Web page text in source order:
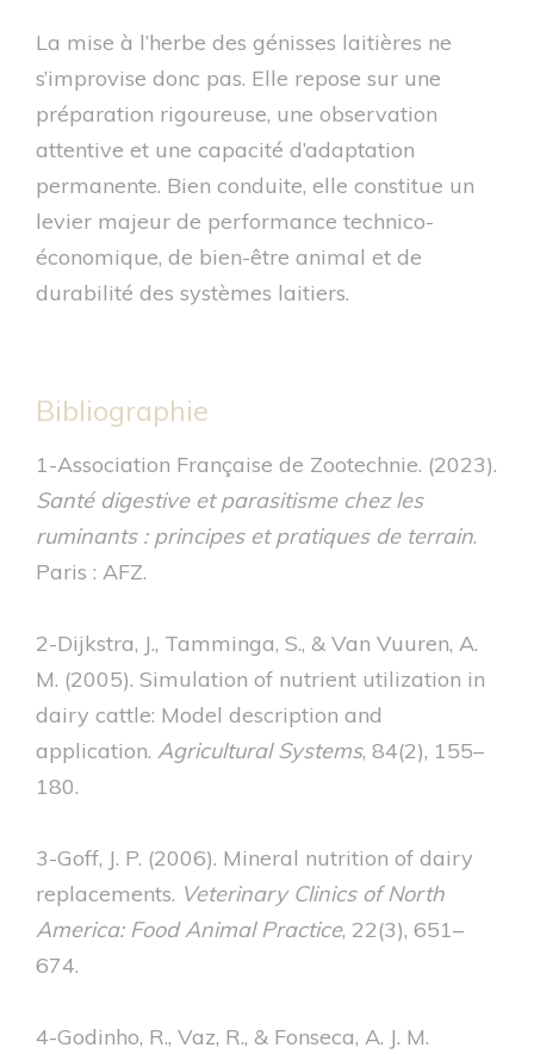
La mise à l’herbe des génisses laitières ne
s’improvise donc pas. Elle repose sur une
préparation rigoureuse, une observation
attentive et une capacité d’adaptation
permanente. Bien conduite, elle constitue un
levier majeur de performance technico-
économique, de bien-être animal et de
durabilité des systèmes laitiers.
Bibliographie
1-Association Française de Zootechnie. (2023).
Santé digestive et parasitisme chez les
ruminants : principes et pratiques de terrain.
Paris : AFZ.
2-Dijkstra, J., Tamminga, S., & Van Vuuren, A.
M. (2005). Simulation of nutrient utilization in
dairy cattle: Model description and
application. Agricultural Systems, 84(2), 155–
180.
3-Goff, J. P. (2006). Mineral nutrition of dairy
replacements. Veterinary Clinics of North
America: Food Animal Practice, 22(3), 651–
674.
4-Godinho, R., Vaz, R., & Fonseca, A. J. M.